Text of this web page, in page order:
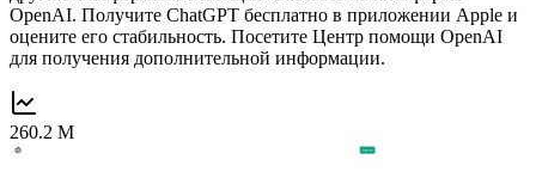
OpenAI. Получите ChatGPT бесплатно в приложении Apple и
оцените его стабильность. Посетите Центр помощи OpenAI
для получения дополнительной информации.
260.2 M